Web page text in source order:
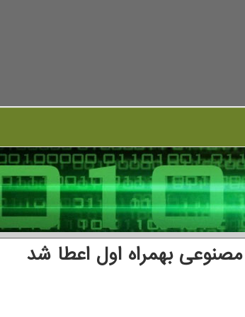
بهمراه اول اعطا شد